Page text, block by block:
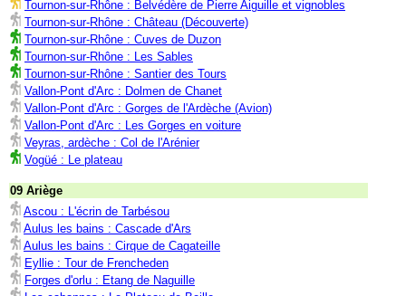
Tournon-sur-Rhône : Belvédère de Pierre Aiguille et vignobles
Tournon-sur-Rhône : Château (Découverte)
Tournon-sur-Rhône : Cuves de Duzon
Tournon-sur-Rhône : Les Sables
Tournon-sur-Rhône : Santier des Tours
Vallon-Pont d'Arc : Dolmen de Chanet
Vallon-Pont d'Arc : Gorges de l'Ardèche (Avion)
Vallon-Pont d'Arc : Les Gorges en voiture
Veyras, ardèche : Col de l'Arénier
Vogüé : Le plateau
09 Ariège
Ascou : L'écrin de Tarbésou
Aulus les bains : Cascade d'Ars
Aulus les bains : Cirque de Cagateille
Eyllie : Tour de Frencheden
Forges d'orlu : Etang de Naguille